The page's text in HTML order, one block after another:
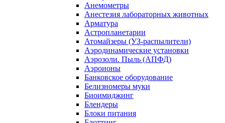
Анемометры
Анестезия лабораторных животных
Арматура
Астропланетарии
Атомайзеры (УЗ-распылители)
Аэродинамические установки
Аэрозоли. Пыль (АПФД)
Аэроионы
Банковское оборудование
Белизномеры муки
Биоимиджинг
Блендеры
Блоки питания